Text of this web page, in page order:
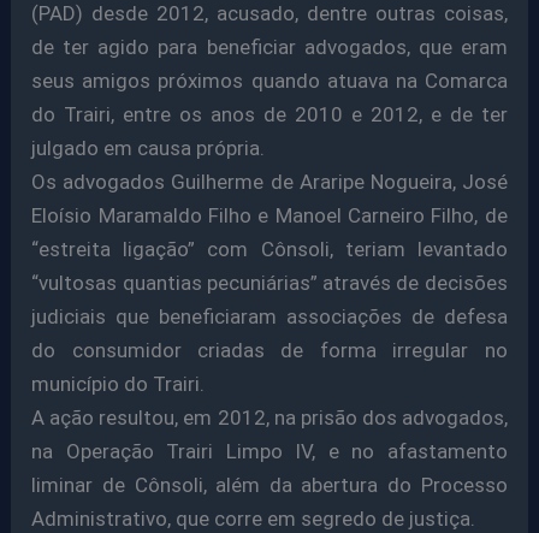
(PAD) desde 2012, acusado, dentre outras coisas,
de ter agido para beneficiar advogados, que eram
seus amigos próximos quando atuava na Comarca
do Trairi, entre os anos de 2010 e 2012, e de ter
julgado em causa própria.
Os advogados Guilherme de Araripe Nogueira, José
Eloísio Maramaldo Filho e Manoel Carneiro Filho, de
“estreita ligação” com Cônsoli, teriam levantado
“vultosas quantias pecuniárias” através de decisões
judiciais que beneficiaram associações de defesa
do consumidor criadas de forma irregular no
município do Trairi.
A ação resultou, em 2012, na prisão dos advogados,
na Operação Trairi Limpo IV, e no afastamento
liminar de Cônsoli, além da abertura do Processo
Administrativo, que corre em segredo de justiça.